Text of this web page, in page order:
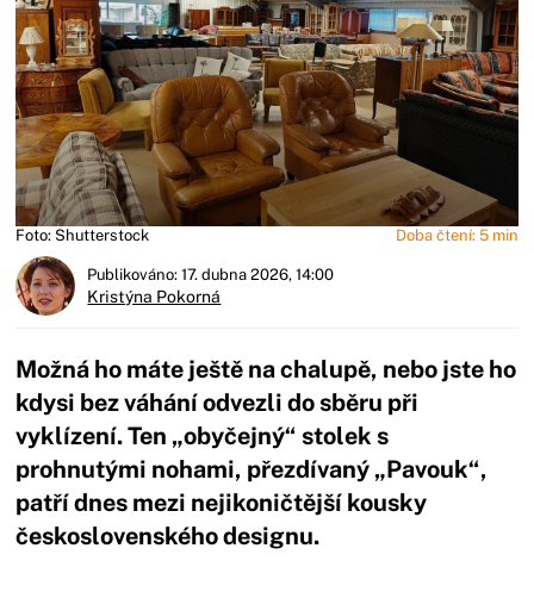
Foto: Shutterstock Doba čtení: 5 min
Publikováno: 17. dubna 2026, 14:00
Kristýna Pokorná
Možná ho máte ještě na chalupě, nebo jste ho
kdysi bez váhání odvezli do sběru při
vyklízení. Ten „obyčejný“ stolek s
prohnutými nohami, přezdívaný „Pavouk“,
patří dnes mezi nejikoničtější kousky
československého designu.